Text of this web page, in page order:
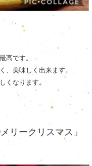
高です。
、美味しく出来ます。
くなります。
リークリスマス」